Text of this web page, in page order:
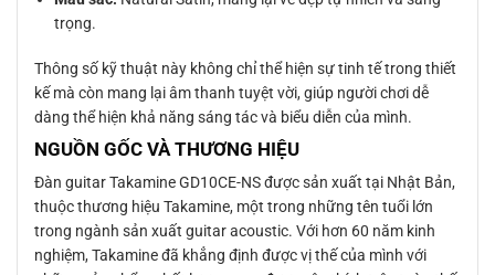
trọng.
Thông số kỹ thuật này không chỉ thể hiện sự tinh tế trong thiết
kế mà còn mang lại âm thanh tuyệt vời, giúp người chơi dễ
dàng thể hiện khả năng sáng tác và biểu diễn của mình.
NGUỒN GỐC VÀ THƯƠNG HIỆU
Đàn guitar Takamine GD10CE-NS được sản xuất tại Nhật Bản,
thuộc thương hiệu Takamine, một trong những tên tuổi lớn
trong ngành sản xuất guitar acoustic. Với hơn 60 năm kinh
nghiệm, Takamine đã khẳng định được vị thế của mình với